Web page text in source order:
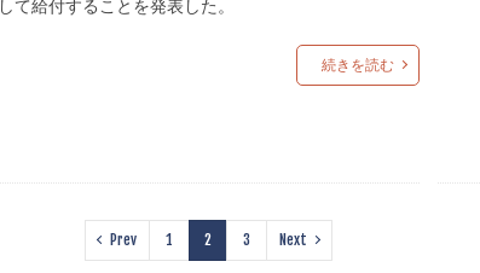
して給付することを発表した。
続きを読む
Prev 1 2 3 Next